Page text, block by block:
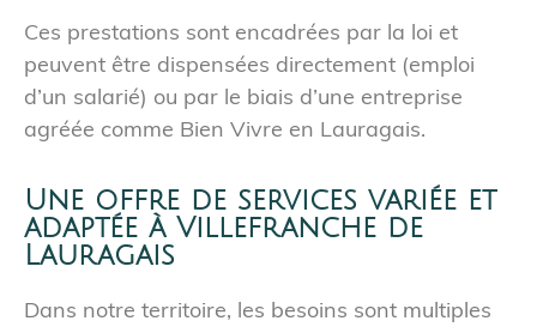
Ces prestations sont encadrées par la loi et
peuvent être dispensées directement (emploi
d’un salarié) ou par le biais d’une entreprise
agréée comme Bien Vivre en Lauragais.
Une offre de services variée et
adaptée à Villefranche de
Lauragais
Dans notre territoire, les besoins sont multiples